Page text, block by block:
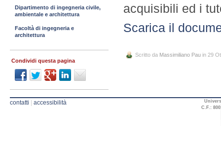
acquisibili ed i
Scarica il
Scritto da Massimiliano Pau in 29
Dipartimento di ingegneria civile,
ambientale e architettura
Facoltà di ingegneria e
architettura
Condividi questa pagina
contatti | accessibilità
C.F.: